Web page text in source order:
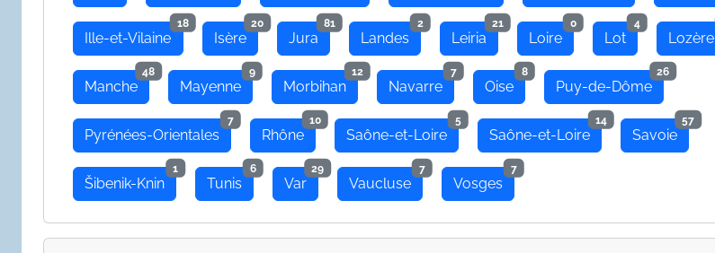
Ille-et-Vilaine
18
Isère
20
Jura
81
Landes
2
Leiria
21
Loire
0
Lot
4
Lozère
Manche
48
Mayenne
9
Morbihan
12
Navarre
7
Oise
8
Puy-de-Dôme
26
Pyrénées-Orientales
7
Rhône
10
Saône-et-Loire
5
Saône-et-Loire
14
Savoie
57
Šibenik-Knin
1
Tunis
6
Var
29
Vaucluse
7
Vosges
7